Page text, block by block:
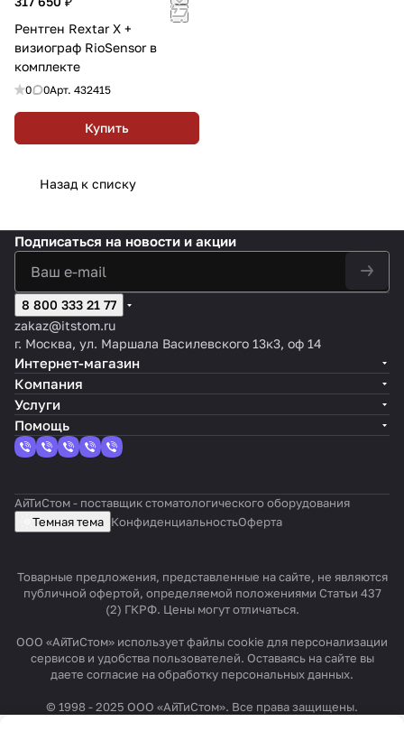
Рентген Rextar X +
визиограф RioSensor в
комплекте
0 0Арт. 432415
Купить
Назад к списку
Подписаться на новости и акции
8 800 333 21 77
zakaz@itstom.ru
г. Москва, ул. Маршала Василевского 13к3, оф 14
Интернет-магазин
Компания
Услуги
Помощь
АйТиСтом - поставщик стоматологического оборудования
Темная тема КонфиденциальностьОферта
Товарные предложения, представленные на сайте, не являются
публичной офертой, определяемой положениями Статьи 437
(2) ГКРФ. Цены могут отличаться.
ООО «АйТиСтом» использует файлы cookie для персонализации
сервисов и удобства пользователей. Оставаясь на сайте вы
даете согласие на обработку персональных данных.
© 1998 - 2025 ООО «АйТиСтом». Все права защищены.